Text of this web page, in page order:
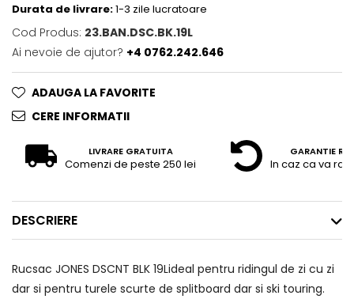
Durata de livrare:1-3 zile lucratoare
Cod Produs: 23.BAN.DSC.BK.19L
Ai nevoie de ajutor? +4 0762.242.646
ADAUGA LA FAVORITE
CERE INFORMATII
LIVRARE GRATUITA
Comenzi de peste 250 lei
GARANTIE
In caz ca va
DESCRIERE
Rucsac JONES DSCNT BLK 19Lideal pentru ridingul de zi cu zi
dar si pentru turele scurte de splitboard dar si ski touring.